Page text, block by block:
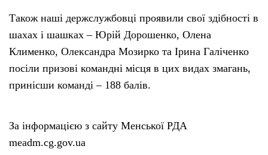
Також наші держслужбовці проявили свої здібності в
шахах і шашках – Юрій Дорошенко, Олена
Клименко, Олександра Мозирко та Ірина Галіченко
посіли призові командні місця в цих видах змагань,
принісши команді – 188 балів.
За інформацією з сайту Менської РДА
meadm.cg.gov.ua